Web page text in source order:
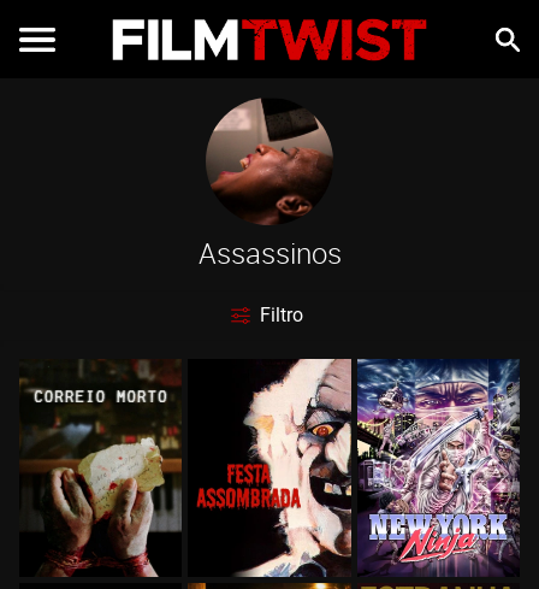
Assassinos
Filtro